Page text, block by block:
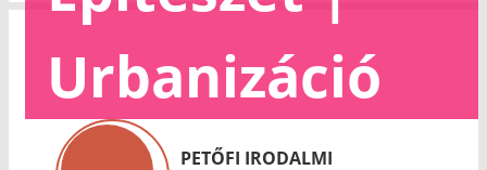
Urbanizáció
PETŐFI IRODALMI